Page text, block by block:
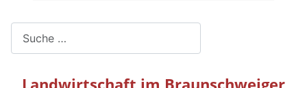
Landwirtschaft im Braunschweiger